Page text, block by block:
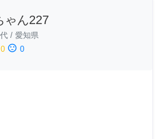
ゃん227
/ 愛知県
0 sentiment_dissatisfied 0